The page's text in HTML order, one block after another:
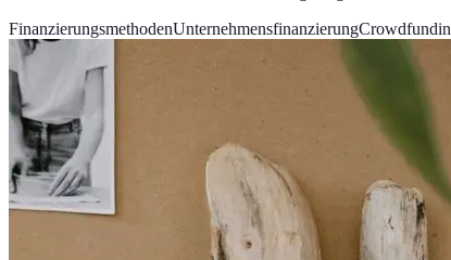
FinanzierungsmethodenUnternehmensfinanzierung